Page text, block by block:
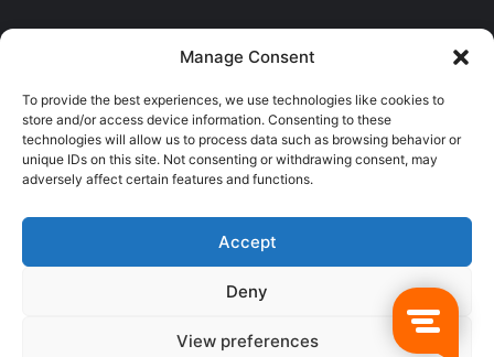
Manage Consent
To provide the best experiences, we use technologies like cookies to
store and/or access device information. Consenting to these
technologies will allow us to process data such as browsing behavior or
unique IDs on this site. Not consenting or withdrawing consent, may
adversely affect certain features and functions.
Accept
Deny
View preferences
© Copyright 2026, Todos los derechos reservados @Crucerum |
Facebook
TwitterYouTubeInstagram